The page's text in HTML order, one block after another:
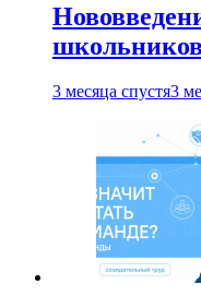
школьников
3 месяца спустя3